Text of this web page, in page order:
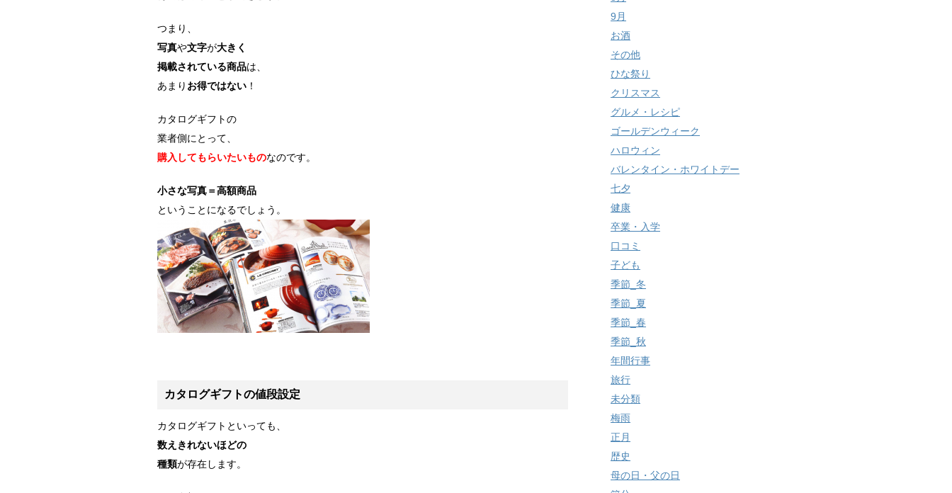
つまり、
写真や文字が大きく
掲載されている商品は、
あまり お得ではない ！
カタログギフトの
業者側にとって、
購入してもらいたいものなのです。
小さな写真＝高額商品
ということになるでしょう。
カタログギフトの値段設定
カタログギフトといっても、
数えきれないほどの
種類が存在します。
9月
お酒
その他
ひな祭り
クリスマス
グルメ・レシピ
ゴールデンウィーク
ハロウィン
バレンタイン・ホワイトデー
七夕
健康
卒業・入学
口コミ
子ども
季節_冬
季節_夏
季節_春
季節_秋
年間行事
旅行
未分類
梅雨
正月
歴史
母の日・父の日